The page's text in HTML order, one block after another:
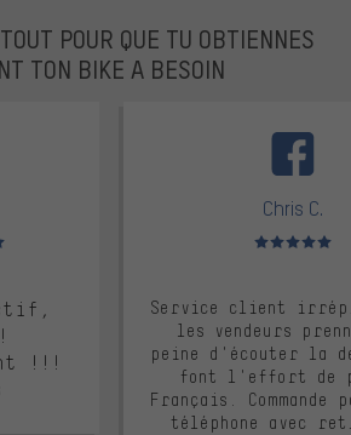
POUR QUE TU OBTIENNES
TON BIKE A BESOIN
: 5 sur 5
!!!
Chris C.
Note moyenne :
Service client
les vendeurs
peine d'écouter la
font l'effort de
Français. Commande
téléphone avec